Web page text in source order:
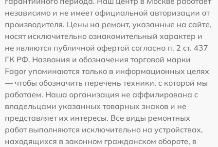
независимо и не имеет официальной авторизации от
производителя. Цены на ремонт, указанные на сайте,
носят исключительно ознакомительный характер и
не являются публичной офертой согласно п. 2 ст. 437
ГК РФ. Названия и обозначения торговой марки
Fagor упоминаются только в информационных целях
— чтобы обозначить перечень техники, с которой мы
работаем. Наша организация не аффилирована с
владельцами указанных товарных знаков и не
представляет их интересы. Все виды ремонтных
работ выполняются исключительно на устройствах,
находящихся в законном гражданском обороте, в